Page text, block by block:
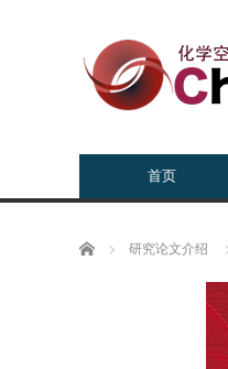
首页
Home 研究论文介绍